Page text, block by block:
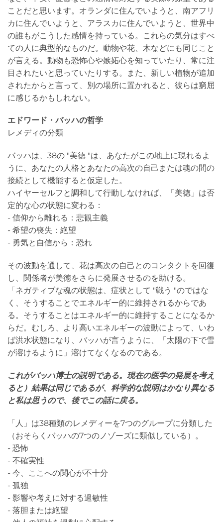
ことだと思います。オランダに住んでいようと、南アフリ
カに住んでいようと、アラスカに住んでいようと、世界中
の誰もがこうした感情を持っている。これらの気分はすべ
ての人に典型的なものだ。動物や花、木などにも同じこと
が言える。動物も恐怖心や嫉妬心を知っていたり、常に注
目されたいと思っていたりする。また、新しい植物が追加
されたからと言って、別の場所に置かれると、彼らは窮屈
に感じるかもしれない。
エドワード・バッハの哲学
レメディの分類
バッハは、38の "美徳 "は、あなたがこの地上に現れるよ
うに、あなたの人格とあなたの高次の自己または魂の間の
接続として機能すると仮定した。
ハイヤーセルフと調和して行動しなければ、「美徳」は否
定的な心の状態に変わる：
- 信仰から離れる：悲観主義
- 希望の喪失：絶望
- 勇気と自信から：恐れ
その波動を通して、花は高次の自己とのコンタクトを回復
し、関係者が美徳をさらに発展させるのを助ける。
「ネガティブな魂の状態は、症状として "戦う "のではな
く、そうすることでエネルギー的に維持されるからであ
る。そうすることはエネルギー的に維持することになるか
らだ。むしろ、より高いエネルギーの波動によって、いわ
ば洪水状態になり、バッハが言うように、「太陽の下で雪
が溶けるように」溶けてなくなるのである。
これがバッハ博士の説明である。現在の医学の発展を考え
ると）結果は同じであるが、科学的な説明はかなり異なる
と私は思うので、後でこの話に戻る。
「人」は38種類のレメディーを7つのグループに分類した
（おそらくバッハの7つのノゾーズに類似している）。
- 恐怖
- 不確実性
- 今、ここへの関心が不十分
- 孤独
- 影響や考えに対する過敏性
- 落胆または絶望